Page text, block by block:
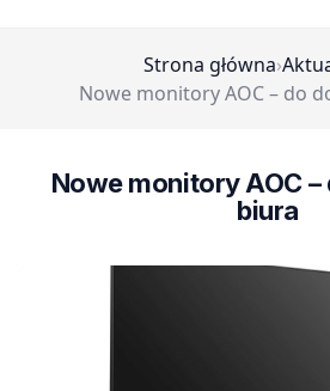
Strona główna›
Nowe monitory AOC – do
Nowe monitory AOC –
biura